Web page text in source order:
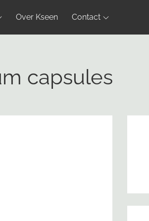
Over Kseen Contact
capsules